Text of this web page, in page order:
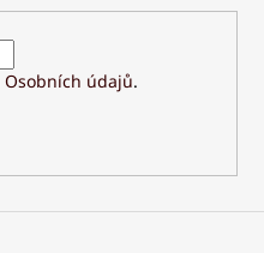
Osobních údajů.